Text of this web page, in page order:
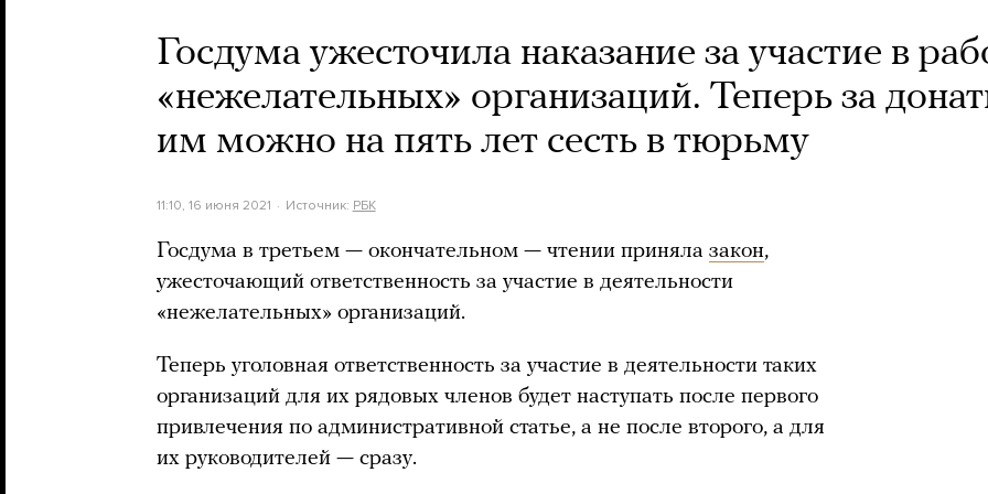
Госдума ужесточила наказание за участие в
«нежелательных» организаций. Теперь за
им можно на пять лет сесть в тюрьму
11:10, 16 июня 2021 Источник: РБК
Госдума в третьем — окончательном — чтении приняла закон,
ужесточающий ответственность за участие в деятельности
«нежелательных» организаций.
Теперь уголовная ответственность за участие в деятельности таких
организаций для их рядовых членов будет наступать после первого
привлечения по административной статье, а не после второго, а для
их руководителей — сразу.